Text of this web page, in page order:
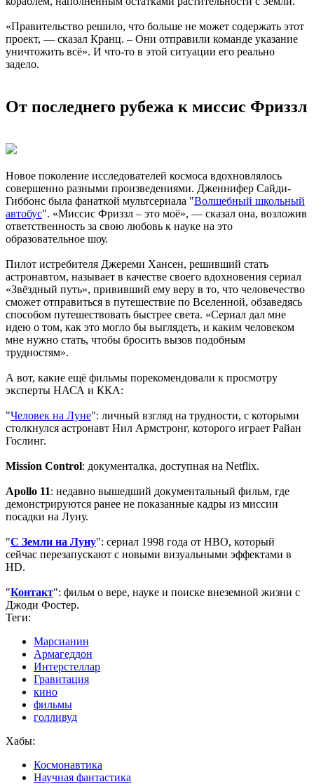
«Правительство решило, что больше не может содержать этот
проект, — сказал Кранц. – Они отправили команде указание
уничтожить всё». И что-то в этой ситуации его реально
задело.
От последнего рубежа к миссис Фриззл
Новое поколение исследователей космоса вдохновлялось
совершенно разными произведениями. Дженнифер Сайди-
Гиббонс была фанаткой мультсериала "Волшебный школьный
автобус". «Миссис Фриззл – это моё», — сказал она, возложив
ответственность за свою любовь к науке на это
образовательное шоу.
Пилот истребителя Джереми Хансен, решивший стать
астронавтом, называет в качестве своего вдохновения сериал
«Звёздный путь», прививший ему веру в то, что человечество
сможет отправиться в путешествие по Вселенной, обзаведясь
способом путешествовать быстрее света. «Сериал дал мне
идею о том, как это могло бы выглядеть, и каким человеком
мне нужно стать, чтобы бросить вызов подобным
трудностям».
А вот, какие ещё фильмы порекомендовали к просмотру
эксперты НАСА и ККА:
"Человек на Луне": личный взгляд на трудности, с которыми
столкнулся астронавт Нил Армстронг, которого играет Райан
Гослинг.
Mission Control: документалка, доступная на Netflix.
Apollo 11: недавно вышедший документальный фильм, где
демонстрируются ранее не показанные кадры из миссии
посадки на Луну.
"С Земли на Луну": сериал 1998 года от HBO, который
сейчас перезапускают с новыми визуальными эффектами в
HD.
"Контакт": фильм о вере, науке и поиске внеземной жизни с
Джоди Фостер.
Теги:
Марсианин
Армагеддон
Интерстеллар
Гравитация
кино
фильмы
голливуд
Хабы:
Космонавтика
Научная фантастика